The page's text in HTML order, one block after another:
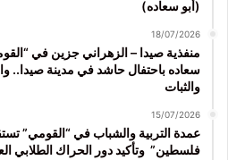
(أبو سعاده)
18/07/2026
منفذية صيدا – الزهراني جزين في
سعاده باحتفال حاشد في مدينة صيدا..
والثبات
15/07/2026
عمدة التربية والشباب في “القومي”
فلسطين” وتأكيد دور الحراك الطلابي